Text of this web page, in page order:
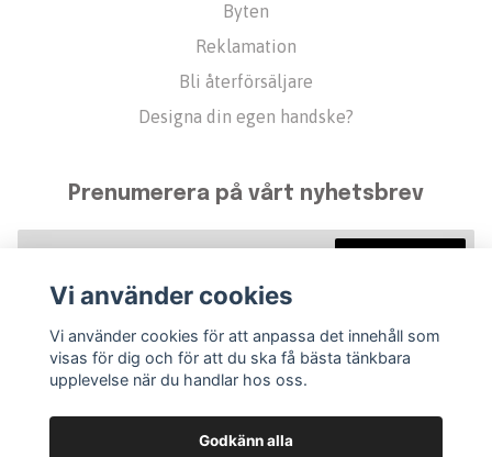
Byten
Reklamation
Bli återförsäljare
Designa din egen handske?
Prenumerera på vårt nyhetsbrev
Vi använder cookies
Vi använder cookies för att anpassa det innehåll som
visas för dig och för att du ska få bästa tänkbara
upplevelse när du handlar hos oss.
Godkänn alla